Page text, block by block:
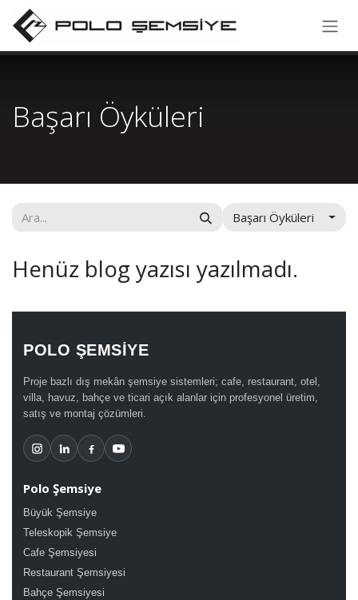
İçereği Atla
Başarı Öyküleri
Başarı Öyküleri
Henüz blog yazısı yazılmadı.
POLO ŞEMSİYE
Proje bazlı dış mekân şemsiye sistemleri; cafe, restaurant, otel,
villa, havuz, bahçe ve ticari açık alanlar için profesyonel üretim,
satış ve montaj çözümleri.
Polo Şemsiye
Büyük Şemsiye
Teleskopik Şemsiye
Cafe Şemsiyesi
Restaurant Şemsiyesi
Bahçe Şemsiyesi